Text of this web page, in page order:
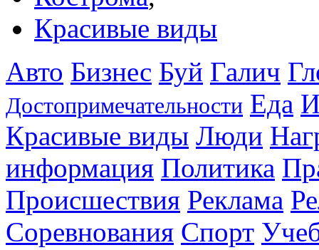
Красивые виды
Авто Бизнес Буй Галич
Достопримечательности Еда
Красивые виды Люди
информация Политика
Происшествия Реклама
Соревнования Спорт